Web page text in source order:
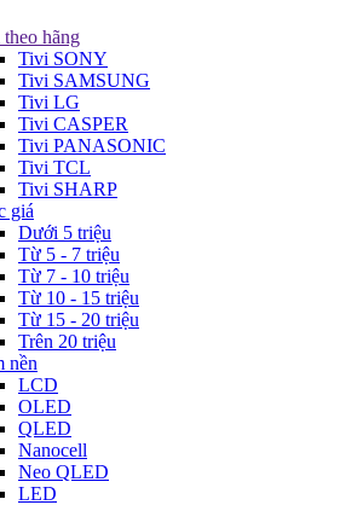
hãng
Tivi SONY
Tivi SAMSUNG
Tivi LG
Tivi CASPER
Tivi PANASONIC
Tivi TCL
Tivi SHARP
giá
Dưới 5 triệu
Từ 5 - 7 triệu
Từ 7 - 10 triệu
Từ 10 - 15 triệu
Từ 15 - 20 triệu
Trên 20 triệu
nền
LCD
OLED
QLED
Nanocell
Neo QLED
LED